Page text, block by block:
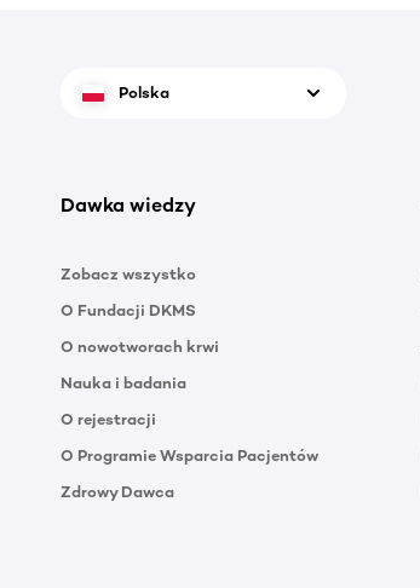
Polska
Dawka wiedzy
Zobacz wszystko
O Fundacji DKMS
O nowotworach krwi
Nauka i badania
O rejestracji
O Programie Wsparcia Pacjentów
Zdrowy Dawca